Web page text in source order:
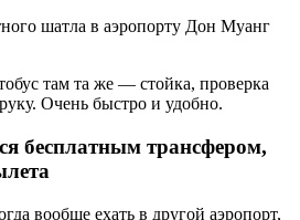
там та же — стойка, проверка
Очень быстро и удобно.
бесплатным трансфером,
вообще ехать в другой аэропорт,